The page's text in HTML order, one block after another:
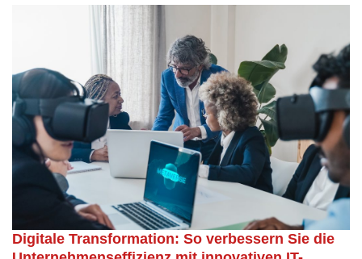
Digitale Transformation: So verbessern Sie die